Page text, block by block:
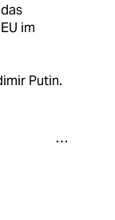
im
Putin.